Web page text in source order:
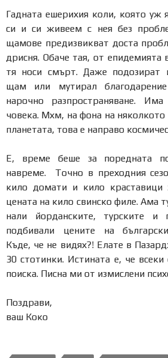
Гадната ешерихия коли, която уж
си и си живеем с нея без
щамове предизвикват доста
дрисня. Обаче тая, от епидемията
тя носи смърт. Даже подозират
щам или мутирал
нарочно разпространяване.
човека. Мхм, на фона на
планетата, това е направо
Е, време беше за поредната
навреме. Точно в преходния
кило домати и кило краставици
цената на кило свинско филе. Ама
нали йорданските, турските и
подбивали цените на
Къде, че не видях?! Елате в
30 стотинки. Истината е, че
поиска. Писна ми от измислени
Поздрави,
ваш Коко